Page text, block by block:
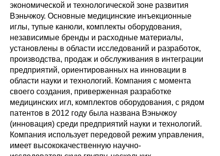
экономической и технологической зоне развития
Вэньчжоу. Основные медицинские инъекционные
иглы, тупые канюли, комплекты оборудования,
независимые бренды и расходные материалы,
установлены в области исследований и разработок,
производства, продаж и обслуживания в интеграции
предприятий, ориентированных на инновации в
области науки и технологий. Компания с момента
своего создания, приверженная разработке
медицинских игл, комплектов оборудования, с рядом
патентов в 2012 году была названа Вэньчжоу
(инновация) среди предприятий науки и технологий.
Компания использует передовой режим управления,
имеет высококачественную научно-